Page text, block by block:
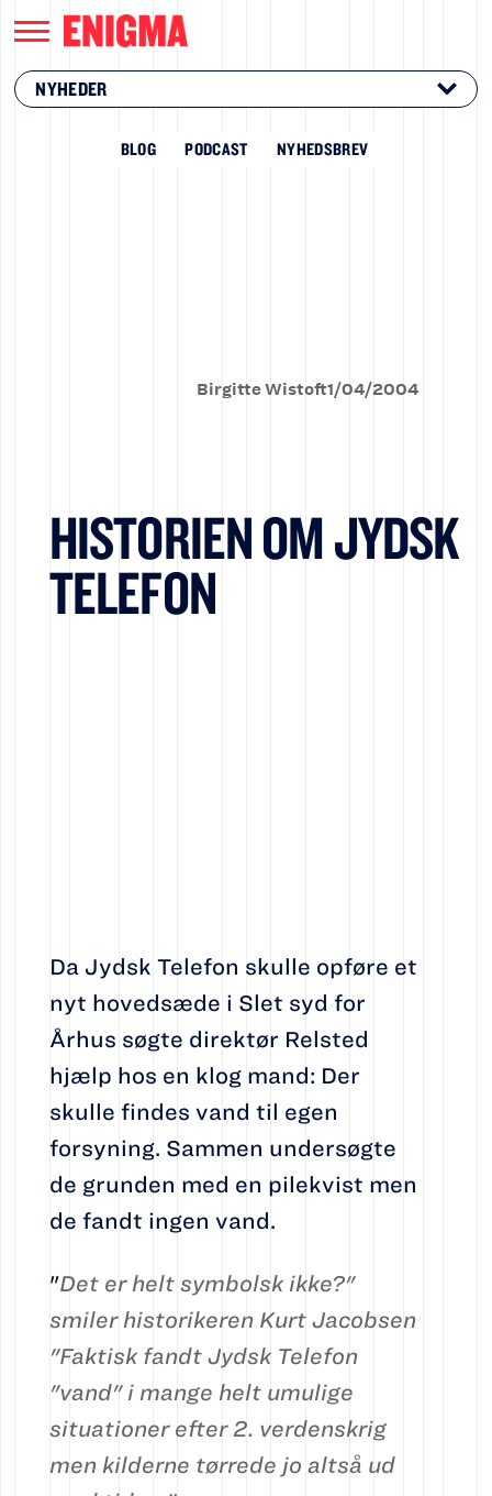
NYHEDER
BLOG PODCAST NYHEDSBREV
Birgitte Wistoft1/04/2004
HISTORIEN OM JYDSK
TELEFON
Da Jydsk Telefon skulle opføre et
nyt hovedsæde i Slet syd for
Århus søgte direktør Relsted
hjælp hos en klog mand: Der
skulle findes vand til egen
forsyning. Sammen undersøgte
de grun­den med en pilekvist men
de fandt ingen vand.
"Det er helt symbolsk ikke?"
smiler historikeren Kurt Jacobsen
"Faktisk fandt Jydsk Telefon
"vand" i mange helt umulige
situationer efter 2. verdenskrig
men kilderne tørrede jo altså ud